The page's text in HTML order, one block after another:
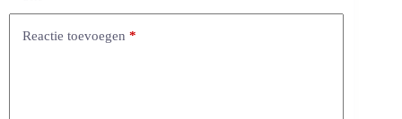
Reactie toevoegen *